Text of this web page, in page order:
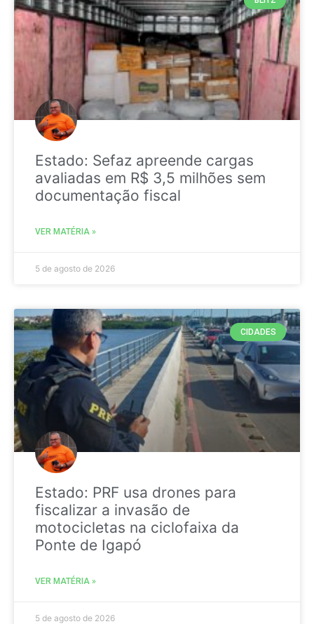
Estado: Sefaz apreende cargas
avaliadas em R$ 3,5 milhões sem
documentação fiscal
VER MATÉRIA »
5 de agosto de 2026
CIDADES
Estado: PRF usa drones para
fiscalizar a invasão de
motocicletas na ciclofaixa da
Ponte de Igapó
VER MATÉRIA »
5 de agosto de 2026